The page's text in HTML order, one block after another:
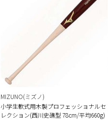
MIZUNO(ミズノ)
小学生軟式用木製プロフェッショナルセ
レクション(西川史礁型 78cm/平均660g)